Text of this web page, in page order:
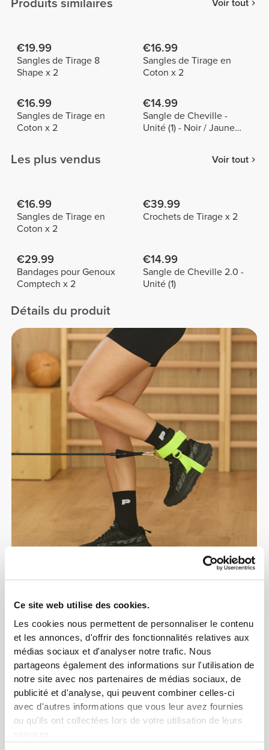
Ce site web utilise des cookies.
Les cookies nous permettent de personnaliser le contenu
et les annonces, d'offrir des fonctionnalités relatives aux
médias sociaux et d'analyser notre trafic. Nous
partageons également des informations sur l'utilisation de
notre site avec nos partenaires de médias sociaux, de
publicité et d'analyse, qui peuvent combiner celles-ci
avec d'autres informations que vous leur avez fournies
ou qu'ils ont collectées lors de votre utilisation de leurs
Produits similaires Voir tout
€19.99
Sangles de Tirage 8
Shape x 2
€16.99
Sangles de Tirage en
Coton x 2
€16.99
Sangles de Tirage en
Coton x 2
€14.99
Sangle de Cheville -
Unité (1) - Noir / Jaune
Les plus vendus Voir tout
€16.99
Sangles de Tirage en
Coton x 2
€39.99
Crochets de Tirage x 2
€29.99
Bandages pour Genoux
Comptech x 2
€14.99
Sangle de Cheville 2.0 -
Unité (1)
Détails du produit
Protège ton corps
Un équipement qui
booste tes
performances
Conçus pour les athlètes et les modes de vie
actifs, les équipements Prozis allient matériaux